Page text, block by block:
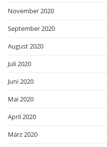
November 2020
September 2020
August 2020
Juli 2020
Juni 2020
Mai 2020
April 2020
März 2020